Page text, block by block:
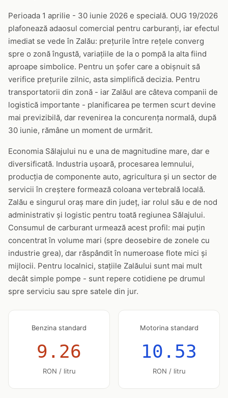
Perioada 1 aprilie - 30 iunie 2026 e specială. OUG 19/2026
plafonează adaosul comercial pentru carburanți, iar efectul
imediat se vede în Zalău: prețurile între rețele converg
spre o zonă îngustă, variațiile de la o pompă la alta fiind
aproape simbolice. Pentru un șofer care a obișnuit să
verifice prețurile zilnic, asta simplifică decizia. Pentru
transportatorii din zonă - iar Zalăul are câteva companii de
logistică importante - planificarea pe termen scurt devine
mai previzibilă, dar revenirea la concurența normală, după
30 iunie, rămâne un moment de urmărit.
Economia Sălajului nu e una de magnitudine mare, dar e
diversificată. Industria ușoară, procesarea lemnului,
producția de componente auto, agricultura și un sector de
servicii în creștere formează coloana vertebrală locală.
Zalău e singurul oraș mare din județ, iar rolul său e de nod
administrativ și logistic pentru toată regiunea Sălajului.
Consumul de carburant urmează acest profil: mai puțin
concentrat în volume mari (spre deosebire de zonele cu
industrie grea), dar răspândit în numeroase flote mici și
mijlocii. Pentru localnici, stațiile Zalăului sunt mai mult
decât simple pompe - sunt repere cotidiene pe drumul
spre serviciu sau spre satele din jur.
Benzina standard
9.26
RON / litru
Motorina standard
10.53
RON / litru